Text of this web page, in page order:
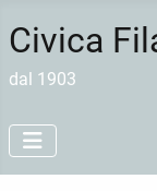
Civica
dal 1903